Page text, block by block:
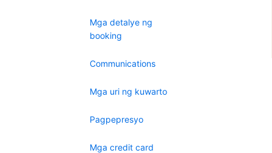
Mga detalye ng
booking
Communications
Mga uri ng kuwarto
Pagpepresyo
Mga credit card